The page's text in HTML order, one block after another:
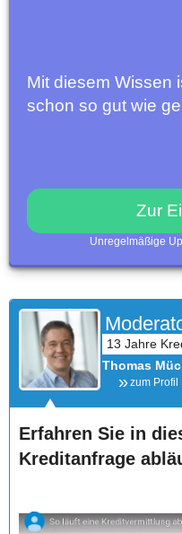
Mit diesem Wissen
schon so gut wie
Zur
Unregelmäßige
Thomas
zum Profil
Erfahren Sie in
Kreditanfrage